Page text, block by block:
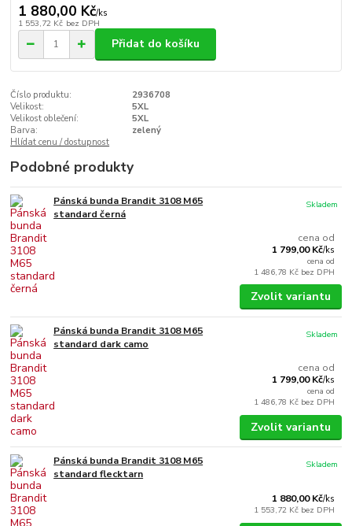
1 880,00 Kč/ks
1 553,72 Kč bez DPH
Přidat do košíku
Číslo produktu:
2936708
Velikost:
5XL
Velikost oblečení:
5XL
Barva:
zelený
Hlídat cenu / dostupnost
Podobné produkty
Pánská bunda Brandit 3108 M65
standard černá
cena od
1 799,00 Kč/ks
cena od
1 486,78 Kč bez DPH
Skladem
Zvolit variantu
Pánská bunda Brandit 3108 M65
standard dark camo
cena od
1 799,00 Kč/ks
cena od
1 486,78 Kč bez DPH
Skladem
Zvolit variantu
Pánská bunda Brandit 3108 M65
standard flecktarn
1 880,00 Kč/ks
1 553,72 Kč bez DPH
Skladem